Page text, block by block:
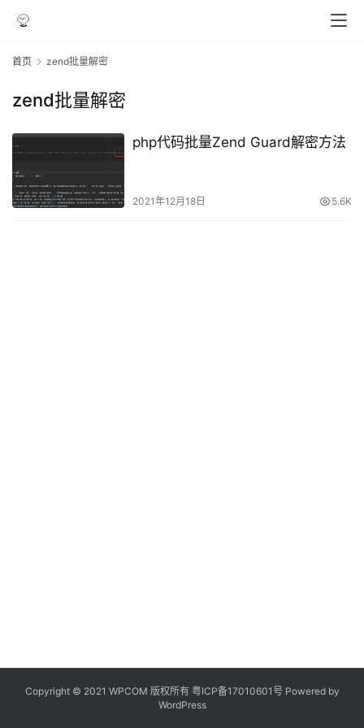
首页 zend批量解密
zend批量解密
php代码批量Zend Guard解密方法
2021年12月18日 5.6K
Copyright © 2021 WPCOM 版权所有 粤ICP备17010601号 Powered by
WordPress